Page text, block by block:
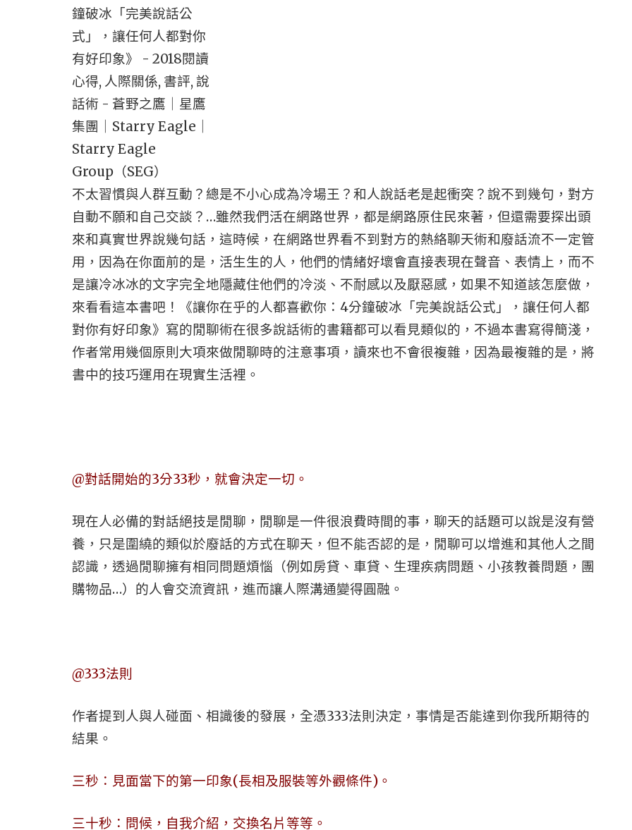
不太習慣與人群互動？總是不小心成為冷場王？和人說話老是起衝突？說不到幾句，對方
自動不願和自己交談？…雖然我們活在網路世界，都是網路原住民來著，但還需要探出頭
來和真實世界說幾句話，這時候，在網路世界看不到對方的熱絡聊天術和廢話流不一定管
用，因為在你面前的是，活生生的人，他們的情緒好壞會直接表現在聲音、表情上，而不
是讓冷冰冰的文字完全地隱藏住他們的冷淡、不耐感以及厭惡感，如果不知道該怎麼做，
來看看這本書吧！《讓你在乎的人都喜歡你：4分鐘破冰「完美說話公式」，讓任何人都
對你有好印象》寫的閒聊術在很多說話術的書籍都可以看見類似的，不過本書寫得簡淺，
作者常用幾個原則大項來做閒聊時的注意事項，讀來也不會很複雜，因為最複雜的是，將
書中的技巧運用在現實生活裡。
@對話開始的3分33秒，就會決定一切。
現在人必備的對話絕技是閒聊，閒聊是一件很浪費時間的事，聊天的話題可以說是沒有營
養，只是圍繞的類似於廢話的方式在聊天，但不能否認的是，閒聊可以增進和其他人之間
認識，透過閒聊擁有相同問題煩惱（例如房貸、車貸、生理疾病問題、小孩教養問題，團
購物品…）的人會交流資訊，進而讓人際溝通變得圓融。
@333法則
作者提到人與人碰面、相識後的發展，全憑333法則決定，事情是否能達到你我所期待的
結果。
三秒：見面當下的第一印象(長相及服裝等外觀條件)。
三十秒：問候，自我介紹，交換名片等等。